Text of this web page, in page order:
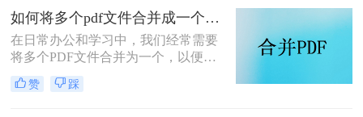
如何将多个pdf文件合并成一个？这3种方法轻松合并文件！
在日常办公和学习中，我们经常需要
将多个PDF文件合并为一个，以便于
分享、存储和管理。那么如何将多个
pdf文件合并成一个呢？本文将介绍四
赞 踩